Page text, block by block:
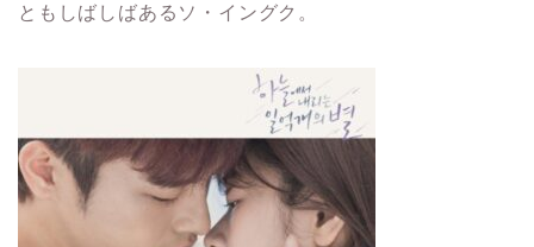
ともしばしばあるソ・イングク。